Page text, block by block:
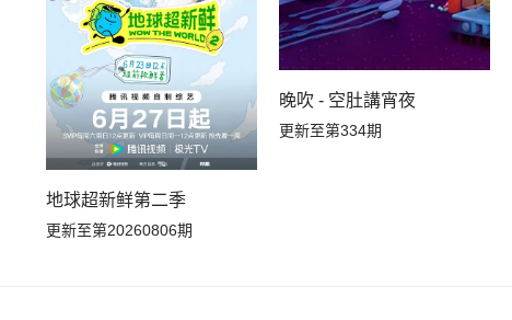
地球超新鲜第二季
更新至第20260806期
晚吹 - 空肚講宵夜
更新至第334期